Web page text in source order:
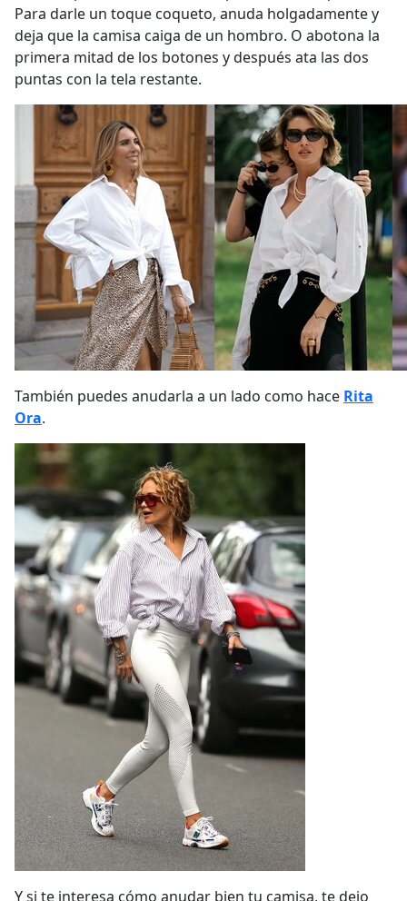
Para darle un toque coqueto, anuda holgadamente y
deja que la camisa caiga de un hombro. O abotona la
primera mitad de los botones y después ata las dos
puntas con la tela restante.
También puedes anudarla a un lado como hace Rita
Ora.
Y si te interesa cómo anudar bien tu camisa, te dejo